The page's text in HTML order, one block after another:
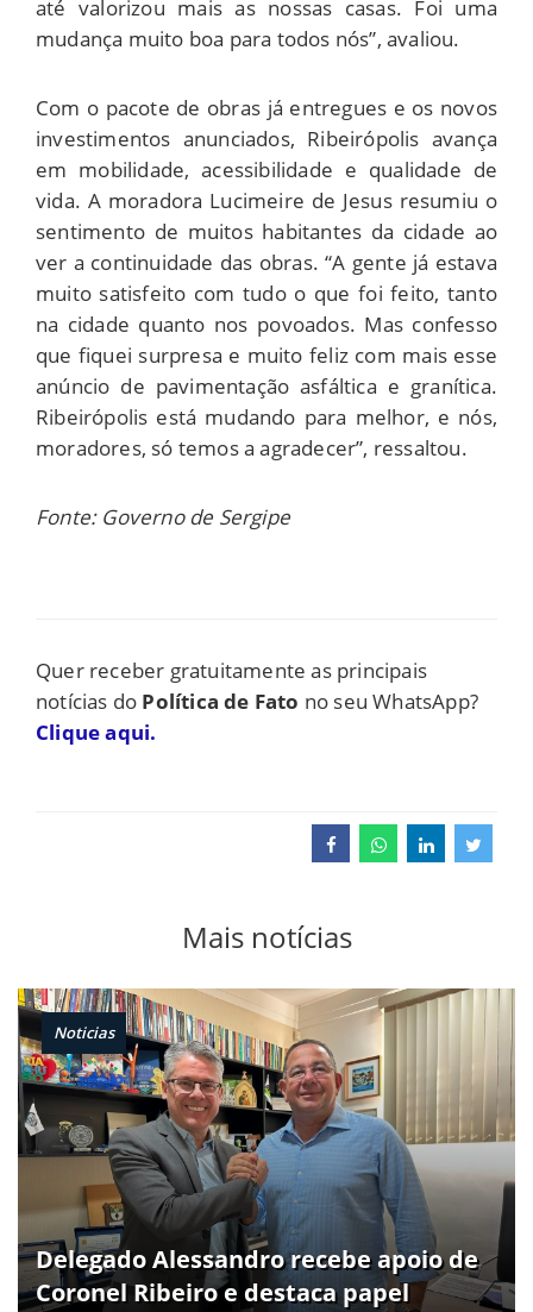
até valorizou mais as nossas casas. Foi uma
mudança muito boa para todos nós”, avaliou.
Com o pacote de obras já entregues e os novos
investimentos anunciados, Ribeirópolis avança
em mobilidade, acessibilidade e qualidade de
vida. A moradora Lucimeire de Jesus resumiu o
sentimento de muitos habitantes da cidade ao
ver a continuidade das obras. “A gente já estava
muito satisfeito com tudo o que foi feito, tanto
na cidade quanto nos povoados. Mas confesso
que fiquei surpresa e muito feliz com mais esse
anúncio de pavimentação asfáltica e granítica.
Ribeirópolis está mudando para melhor, e nós,
moradores, só temos a agradecer”, ressaltou.
Fonte: Governo de Sergipe
Quer receber gratuitamente as principais
notícias do Política de Fato no seu WhatsApp?
Clique aqui.
Mais notícias
Noticias
Delegado Alessandro recebe apoio de
Coronel Ribeiro e destaca papel